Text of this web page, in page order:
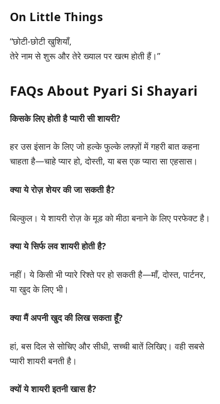
On Little Things
“छोटी-छोटी खुशियाँ,
तेरे नाम से शुरू और तेरे ख्याल पर खत्म होती हैं।”
FAQs About Pyari Si Shayari
किसके लिए होती है प्यारी सी शायरी?
हर उस इंसान के लिए जो हल्के फुल्के लफ़्ज़ों में गहरी बात कहना
चाहता है—चाहे प्यार हो, दोस्ती, या बस एक प्यारा सा एहसास।
क्या ये रोज़ शेयर की जा सकती है?
बिल्कुल। ये शायरी रोज़ के मूड को मीठा बनाने के लिए परफेक्ट है।
क्या ये सिर्फ लव शायरी होती है?
नहीं। ये किसी भी प्यारे रिश्ते पर हो सकती है—माँ, दोस्त, पार्टनर,
या खुद के लिए भी।
क्या मैं अपनी खुद की लिख सकता हूँ?
हां, बस दिल से सोचिए और सीधी, सच्ची बातें लिखिए। वही सबसे
प्यारी शायरी बनती है।
क्यों ये शायरी इतनी खास है?